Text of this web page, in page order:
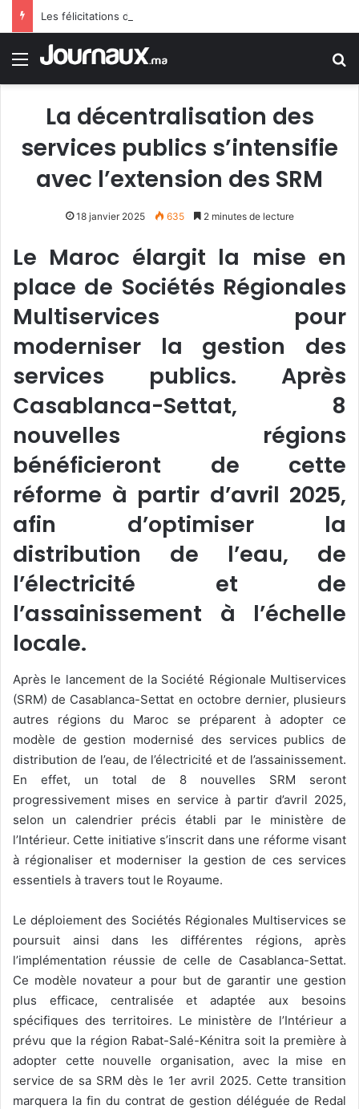
Menu
La décentralisation des
services publics s’intensifie
avec l’extension des SRM
18 janvier 2025 635 2 minutes de lecture
Le Maroc élargit la mise en
place de Sociétés Régionales
Multiservices pour
moderniser la gestion des
services publics. Après
Casablanca-Settat, 8
nouvelles régions
bénéficieront de cette
réforme à partir d’avril 2025,
afin d’optimiser la
distribution de l’eau, de
l’électricité et de
l’assainissement à l’échelle
locale.
Après le lancement de la Société Régionale Multiservices
(SRM) de Casablanca-Settat en octobre dernier, plusieurs
autres régions du Maroc se préparent à adopter ce
modèle de gestion modernisé des services publics de
distribution de l’eau, de l’électricité et de l’assainissement.
En effet, un total de 8 nouvelles SRM seront
progressivement mises en service à partir d’avril 2025,
selon un calendrier précis établi par le ministère de
l’Intérieur. Cette initiative s’inscrit dans une réforme visant
à régionaliser et moderniser la gestion de ces services
essentiels à travers tout le Royaume.
Le déploiement des Sociétés Régionales Multiservices se
poursuit ainsi dans les différentes régions, après
l’implémentation réussie de celle de Casablanca-Settat.
Ce modèle novateur a pour but de garantir une gestion
plus efficace, centralisée et adaptée aux besoins
spécifiques des territoires. Le ministère de l’Intérieur a
prévu que la région Rabat-Salé-Kénitra soit la première à
adopter cette nouvelle organisation, avec la mise en
service de sa SRM dès le 1er avril 2025. Cette transition
marquera la fin du contrat de gestion déléguée de Redal